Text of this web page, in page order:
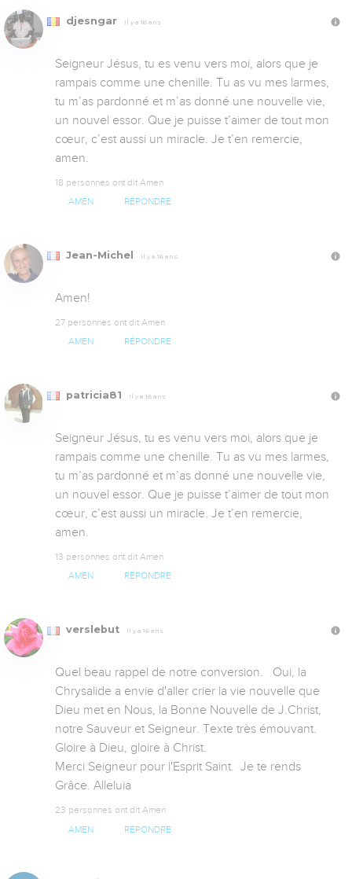
djesngar Il y a 16 ans
Seigneur Jésus, tu es venu vers moi, alors que je
rampais comme une chenille. Tu as vu mes larmes,
tu m’as pardonné et m’as donné une nouvelle vie,
un nouvel essor. Que je puisse t’aimer de tout mon
cœur, c’est aussi un miracle. Je t’en remercie,
amen.
18 personnes ont dit Amen
AMEN RÉPONDRE
Jean-Michel Il y a 16 ans
Amen!
27 personnes ont dit Amen
AMEN RÉPONDRE
patricia81 Il y a 16 ans
Seigneur Jésus, tu es venu vers moi, alors que je
rampais comme une chenille. Tu as vu mes larmes,
tu m’as pardonné et m’as donné une nouvelle vie,
un nouvel essor. Que je puisse t’aimer de tout mon
cœur, c’est aussi un miracle. Je t’en remercie,
amen.
13 personnes ont dit Amen
AMEN RÉPONDRE
verslebut Il y a 16 ans
Quel beau rappel de notre conversion.   Oui, la
Chrysalide a envie d'aller crier la vie nouvelle que
Dieu met en Nous, la Bonne Nouvelle de J.Christ,
notre Sauveur et Seigneur. Texte très émouvant.
Gloire à Dieu, gloire à Christ.
Merci Seigneur pour l'Esprit Saint.  Je te rends
Grâce. Alleluia
23 personnes ont dit Amen
AMEN RÉPONDRE